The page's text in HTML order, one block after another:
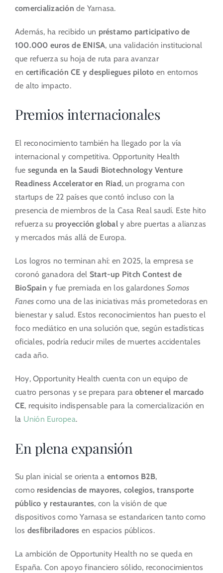
comercialización de Yarnasa.
Además, ha recibido un préstamo participativo de
100.000 euros de ENISA, una validación institucional
que refuerza su hoja de ruta para avanzar
en certificación CE y despliegues piloto en entornos
de alto impacto.
Premios internacionales
El reconocimiento también ha llegado por la vía
internacional y competitiva. Opportunity Health
fue segunda en la Saudi Biotechnology Venture
Readiness Accelerator en Riad, un programa con
startups de 22 países que contó incluso con la
presencia de miembros de la Casa Real saudí. Este hito
refuerza su proyección globaly abre puertas a alianzas
y mercados más allá de Europa.
Los logros no terminan ahí: en 2025, la empresa se
coronó ganadora del Start-up Pitch Contest de
BioSpain y fue premiada en los galardonesSomos
Fanes como una de las iniciativas más prometedoras en
bienestar y salud. Estos reconocimientos han puesto el
foco mediático en una solución que, según estadísticas
oficiales, podría reducir miles de muertes accidentales
cada año.
Hoy, Opportunity Health cuenta con un equipo de
cuatro personas y se prepara paraobtener el marcado
CE, requisito indispensable para la comercialización en
la Unión Europea.
En plena expansión
Su plan inicial se orienta a entornos B2B,
como residencias de mayores, colegios, transporte
público y restaurantes, con la visión de que
dispositivos como Yarnasa se estandaricen tanto como
los desfibriladores en espacios públicos.
La ambición de Opportunity Health no se queda en
España. Con apoyo financiero sólido, reconocimientos